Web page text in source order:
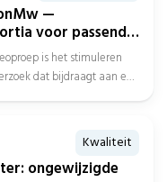
—
voor passend
de geheleis het stimuleren
dat bijdraagt aan een
Kwaliteit
ongewijzigde